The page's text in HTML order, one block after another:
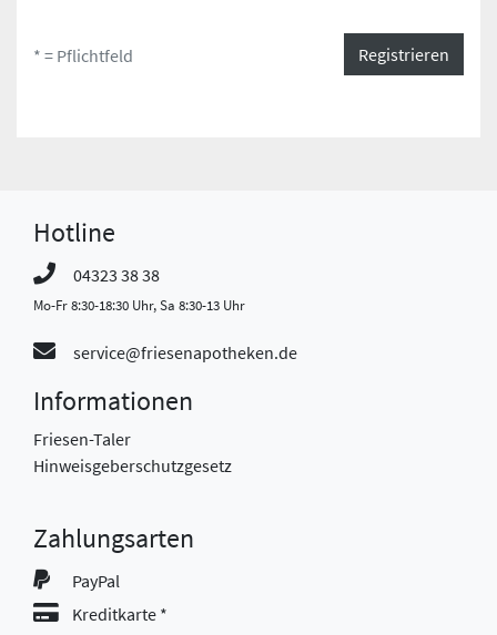
Registrieren
* = Pflichtfeld
Hotline
04323 38 38
Mo-Fr 8:30-18:30 Uhr, Sa 8:30-13 Uhr
service@friesenapotheken.de
Informationen
Friesen-Taler
Hinweisgeberschutzgesetz
Zahlungsarten
PayPal
Kreditkarte *